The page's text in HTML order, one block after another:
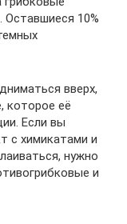
Оставшиеся 10%
вверх,
которое её
Если вы
с химикатами и
нужно
и